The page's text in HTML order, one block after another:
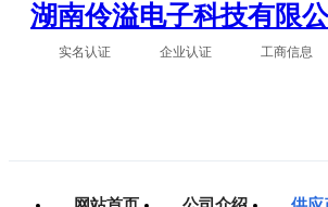
湖南伶溢电子科技有限公
实名认证 企业认证 工商信息